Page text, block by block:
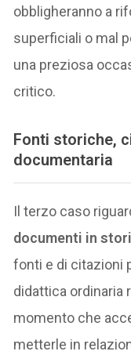
obbligheranno a
superficiali o mal
una preziosa
critico.
Fonti storiche,
documentaria
Il terzo caso
documenti in
fonti e di citazioni
didattica ordinaria
momento che
metterle in